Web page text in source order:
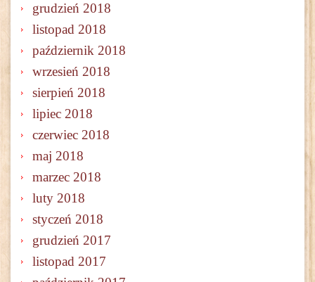
grudzień 2018
listopad 2018
październik 2018
wrzesień 2018
sierpień 2018
lipiec 2018
czerwiec 2018
maj 2018
marzec 2018
luty 2018
styczeń 2018
grudzień 2017
listopad 2017